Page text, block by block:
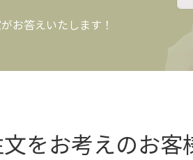
お答えいたします！
をお考えのお客